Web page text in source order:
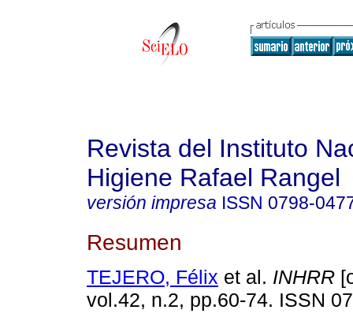
Revista del Instituto
Higiene Rafael Rangel
versión impresa ISSN 0798-
Resumen
TEJERO, Félix et al. INHRR
vol.42, n.2, pp.60-74. ISSN